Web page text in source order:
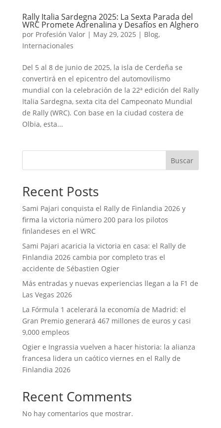
Rally Italia Sardegna 2025: La Sexta Parada del
WRC Promete Adrenalina y Desafíos en Alghero
por Profesión Valor| May 29, 2025 | Blog,
Internacionales
Del 5 al 8 de junio de 2025, la isla de Cerdeña se
convertirá en el epicentro del automovilismo
mundial con la celebración de la 22ª edición del Rally
Italia Sardegna, sexta cita del Campeonato Mundial
de Rally (WRC). Con base en la ciudad costera de
Olbia, esta...
Buscar
Recent Posts
Sami Pajari conquista el Rally de Finlandia 2026 y
firma la victoria número 200 para los pilotos
finlandeses en el WRC
Sami Pajari acaricia la victoria en casa: el Rally de
Finlandia 2026 cambia por completo tras el
accidente de Sébastien Ogier
Más entradas y nuevas experiencias llegan a la F1 de
Las Vegas 2026
La Fórmula 1 acelerará la economía de Madrid: el
Gran Premio generará 467 millones de euros y casi
9,000 empleos
Ogier e Ingrassia vuelven a hacer historia: la alianza
francesa lidera un caótico viernes en el Rally de
Finlandia 2026
Recent Comments
No hay comentarios que mostrar.